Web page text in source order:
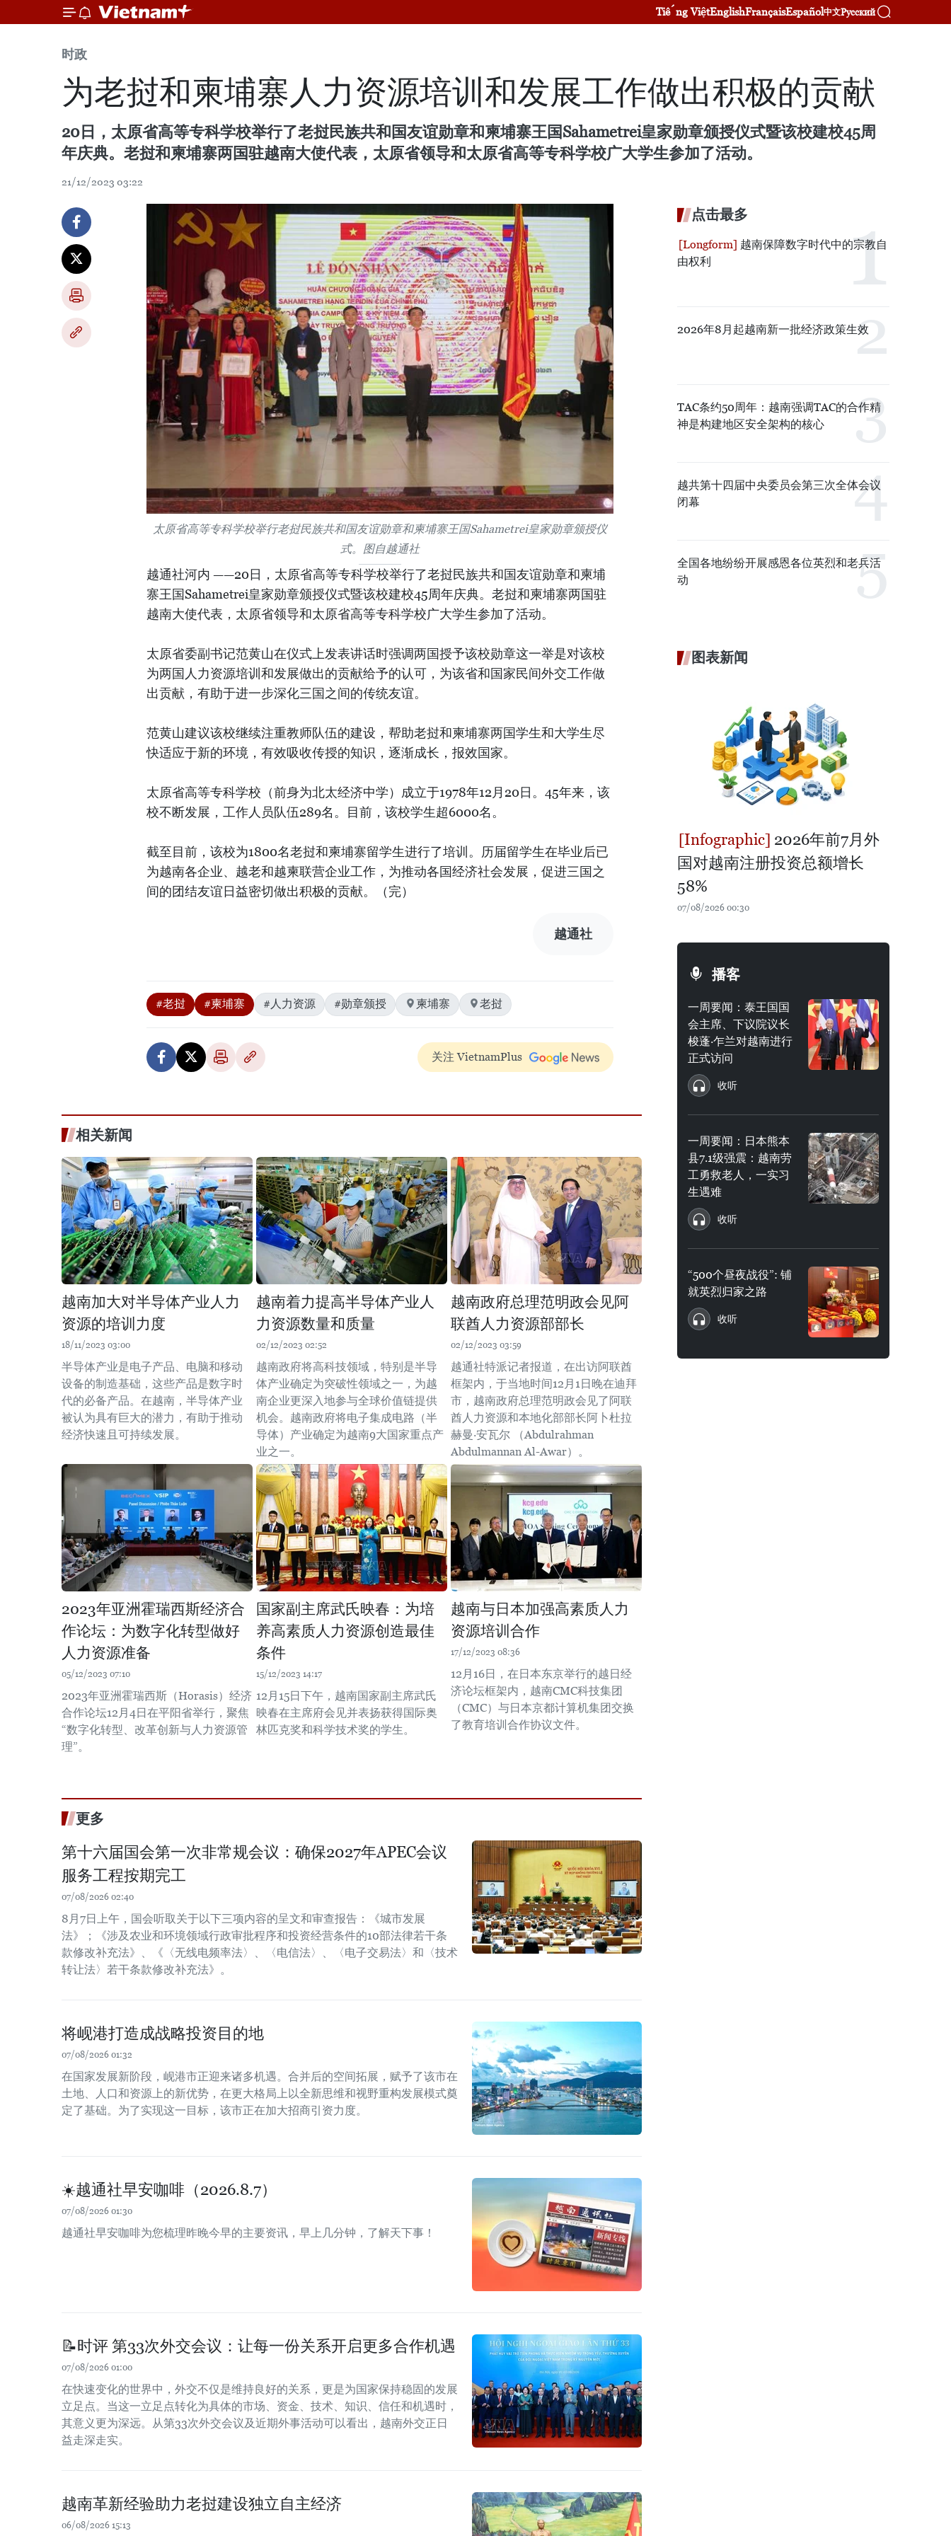
Tiếng ViệtEnglishFrançaisEspañol中文Русский
时政
为老挝和柬埔寨人力资源培训和发展工作做出积极的贡献
20日，太原省高等专科学校举行了老挝民族共和国友谊勋章和柬埔寨王国Sahametrei皇家勋章颁授仪式暨该校建校45周
年庆典。老挝和柬埔寨两国驻越南大使代表，太原省领导和太原省高等专科学校广大学生参加了活动。
21/12/2023 03:22
太原省高等专科学校举行老挝民族共和国友谊勋章和柬埔寨王国Sahametrei皇家勋章颁授仪
式。图自越通社
越通社河内 ——20日，太原省高等专科学校举行了老挝民族共和国友谊勋章和柬埔
寨王国Sahametrei皇家勋章颁授仪式暨该校建校45周年庆典。老挝和柬埔寨两国驻
越南大使代表，太原省领导和太原省高等专科学校广大学生参加了活动。
太原省委副书记范黄山在仪式上发表讲话时强调两国授予该校勋章这一举是对该校
为两国人力资源培训和发展做出的贡献给予的认可，为该省和国家民间外交工作做
出贡献，有助于进一步深化三国之间的传统友谊。
范黄山建议该校继续注重教师队伍的建设，帮助老挝和柬埔寨两国学生和大学生尽
快适应于新的环境，有效吸收传授的知识，逐渐成长，报效国家。
太原省高等专科学校（前身为北太经济中学）成立于1978年12月20日。45年来，该
校不断发展，工作人员队伍289名。目前，该校学生超6000名。
截至目前，该校为1800名老挝和柬埔寨留学生进行了培训。历届留学生在毕业后已
为越南各企业、越老和越柬联营企业工作，为推动各国经济社会发展，促进三国之
间的团结友谊日益密切做出积极的贡献。（完）
越通社
#老挝 #柬埔寨 #人力资源 #勋章颁授 柬埔寨 老挝
关注 VietnamPlus
相关新闻
越南加大对半导体产业人力
资源的培训力度
18/11/2023 03:00
半导体产业是电子产品、电脑和移动
设备的制造基础，这些产品是数字时
代的必备产品。在越南，半导体产业
被认为具有巨大的潜力，有助于推动
经济快速且可持续发展。
越南着力提高半导体产业人
力资源数量和质量
02/12/2023 02:52
越南政府将高科技领域，特别是半导
体产业确定为突破性领域之一，为越
南企业更深入地参与全球价值链提供
机会。越南政府将电子集成电路（半
导体）产业确定为越南9大国家重点产
业之一。
越南政府总理范明政会见阿
联酋人力资源部部长
02/12/2023 03:59
越通社特派记者报道，在出访阿联酋
框架内，于当地时间12月1日晚在迪拜
市，越南政府总理范明政会见了阿联
酋人力资源和本地化部部长阿卜杜拉
赫曼·安瓦尔 （Abdulrahman
Abdulmannan Al-Awar）。
2023年亚洲霍瑞西斯经济合
作论坛：为数字化转型做好
人力资源准备
05/12/2023 07:10
2023年亚洲霍瑞西斯（Horasis）经济
合作论坛12月4日在平阳省举行，聚焦
“数字化转型、改革创新与人力资源管
理”。
国家副主席武氏映春：为培
养高素质人力资源创造最佳
条件
15/12/2023 14:17
12月15日下午，越南国家副主席武氏
映春在主席府会见并表扬获得国际奥
林匹克奖和科学技术奖的学生。
越南与日本加强高素质人力
资源培训合作
17/12/2023 08:36
12月16日，在日本东京举行的越日经
济论坛框架内，越南CMC科技集团
（CMC）与日本京都计算机集团交换
了教育培训合作协议文件。
更多
第十六届国会第一次非常规会议：确保2027年APEC会议
服务工程按期完工
07/08/2026 02:40
8月7日上午，国会听取关于以下三项内容的呈文和审查报告：《城市发展
法》；《涉及农业和环境领域行政审批程序和投资经营条件的10部法律若干条
款修改补充法》、《〈无线电频率法〉、〈电信法〉、〈电子交易法〉和〈技术
转让法〉若干条款修改补充法》。
将岘港打造成战略投资目的地
07/08/2026 01:32
在国家发展新阶段，岘港市正迎来诸多机遇。合并后的空间拓展，赋予了该市在
土地、人口和资源上的新优势，在更大格局上以全新思维和视野重构发展模式奠
定了基础。为了实现这一目标，该市正在加大招商引资力度。
☀️越通社早安咖啡（2026.8.7）
07/08/2026 01:30
越通社早安咖啡为您梳理昨晚今早的主要资讯，早上几分钟，了解天下事！
📝时评 第33次外交会议：让每一份关系开启更多合作机遇
07/08/2026 01:00
在快速变化的世界中，外交不仅是维持良好的关系，更是为国家保持稳固的发展
立足点。当这一立足点转化为具体的市场、资金、技术、知识、信任和机遇时，
其意义更为深远。从第33次外交会议及近期外事活动可以看出，越南外交正日
益走深走实。
越南革新经验助力老挝建设独立自主经济
06/08/2026 15:13
点击最多
越南保障数字时代中的宗教自
由权利
2026年8月起越南新一批经济政策生效
TAC条约50周年：越南强调TAC的合作精
神是构建地区安全架构的核心
越共第十四届中央委员会第三次全体会议
闭幕
全国各地纷纷开展感恩各位英烈和老兵活
动
图表新闻
2026年前7月外
国对越南注册投资总额增长
58%
07/08/2026 00:30
播客
一周要闻：泰王国国
会主席、下议院议长
梭蓬·乍兰对越南进行
正式访问
收听
一周要闻：日本熊本
县7.1级强震：越南劳
工勇救老人，一实习
生遇难
收听
“500个昼夜战役”: 铺
就英烈归家之路
收听